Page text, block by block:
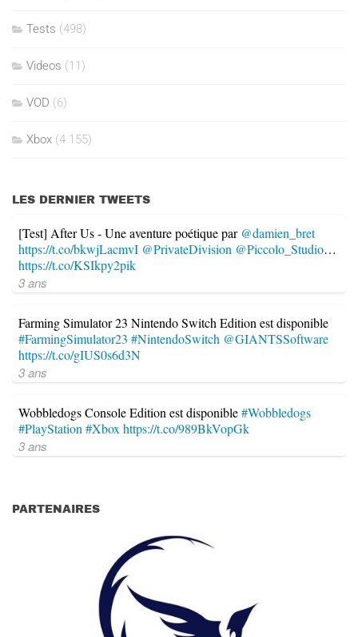
Tests (498)
Videos (11)
VOD (6)
Xbox (4 155)
LES DERNIER TWEETS
[Test] After Us - Une aventure poétique par @damien_bret
https://t.co/bkwjLacmvI @PrivateDivision @Piccolo_Studio…
https://t.co/KSIkpy2pik
3 ans
Farming Simulator 23 Nintendo Switch Edition est disponible
#FarmingSimulator23 #NintendoSwitch @GIANTSSoftware
https://t.co/gIUS0s6d3N
3 ans
Wobbledogs Console Edition est disponible#Wobbledogs
#PlayStation #Xbox https://t.co/989BkVopGk
3 ans
PARTENAIRES